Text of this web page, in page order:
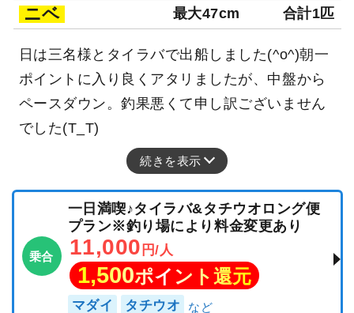
ニベ 最大47cm 合計1匹
日は三名様とタイラバで出船しました(^o^)朝一
ポイントに入り良くアタリましたが、中盤から
ペースダウン。釣果悪くて申し訳ございません
でした(T_T)
続きを表示
乗合
一日満喫♪タイラバ&タチウオロング便
プラン※釣り場により料金変更あり
11,000 円/人
1,500ポイント還元
マダイ タチウオ